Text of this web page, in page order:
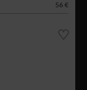
56 €